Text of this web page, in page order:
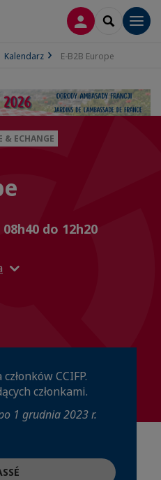
LOGOWANIE
SEARCH
Kalendarz E-B2B Europe
& ECHANGE
do 12h20
CCIFP.
członkami.
1 grudnia 2023 r.